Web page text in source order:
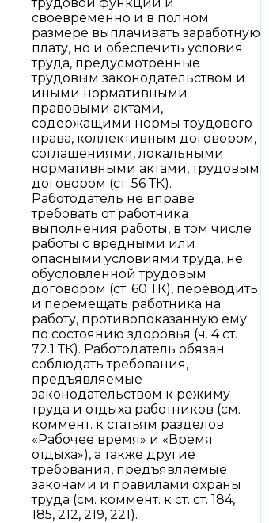
своевременно и в полном
размере выплачивать заработную
плату, но и обеспечить условия
труда, предусмотренные
трудовым законодательством и
иными нормативными
правовыми актами,
содержащими нормы трудового
права, коллективным договором,
соглашениями, локальными
нормативными актами, трудовым
договором (ст. 56 ТК).
Работодатель не вправе
требовать от работника
выполнения работы, в том числе
работы с вредными или
опасными условиями труда, не
обусловленной трудовым
договором (ст. 60 ТК), переводить
и перемещать работника на
работу, противопоказанную ему
по состоянию здоровья (ч. 4 ст.
72.1 ТК). Работодатель обязан
соблюдать требования,
предъявляемые
законодательством к режиму
труда и отдыха работников (см.
коммент. к статьям разделов
«Рабочее время» и «Время
отдыха»), а также другие
требования, предъявляемые
законами и правилами охраны
труда (см. коммент. к ст. ст. 184,
185, 212, 219, 221).